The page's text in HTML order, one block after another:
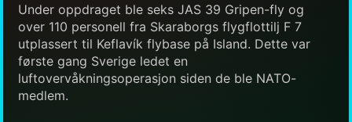
Under oppdraget ble seks JAS 39 Gripen-fly og
over 110 personell fra Skaraborgs flygflottilj F 7
utplassert til Keflavík flybase på Island. Dette var
første gang Sverige ledet en
luftovervåkningsoperasjon siden de ble NATO-
medlem.